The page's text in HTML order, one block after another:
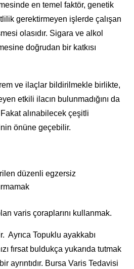
en temel faktör, genetik
gerektirmeyen işlerde çalışan
olasıdır. Sigara ve alkol
doğrudan bir katkısı
ve ilaçlar bildirilmekle birlikte,
etkili ilacın bulunmadığını da
alınabilecek çeşitli
önüne geçebilir.
düzenli egzersiz
varis çoraplarını kullanmak.
Ayrıca Topuklu ayakkabı
fırsat buldukça yukarıda tutmak
ayrıntıdır. Bursa Varis Tedavisi